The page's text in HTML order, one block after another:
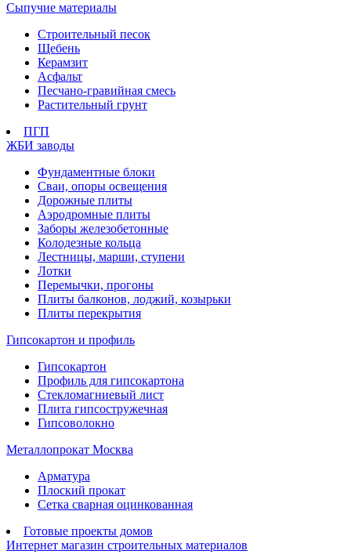
Сыпучие материалы
Строительный песок
Щебень
Керамзит
Асфальт
Песчано-гравийная смесь
Растительный грунт
ПГП
ЖБИ заводы
Фундаментные блоки
Сваи, опоры освещения
Дорожные плиты
Аэродромные плиты
Заборы железобетонные
Колодезные кольца
Лестницы, марши, ступени
Лотки
Перемычки, прогоны
Плиты балконов, лоджий, козырьки
Плиты перекрытия
Гипсокартон и профиль
Гипсокартон
Профиль для гипсокартона
Стекломагниевый лист
Плита гипсостружечная
Гипсоволокно
Металлопрокат Москва
Арматура
Плоский прокат
Сетка сварная оцинкованная
Готовые проекты домов
Интернет магазин строительных материалов